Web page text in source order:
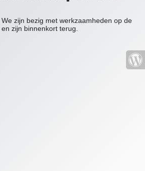
zijn bezig met werkzaamheden op de
zijn binnenkort terug.